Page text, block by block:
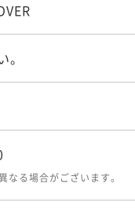
る場合がございます。